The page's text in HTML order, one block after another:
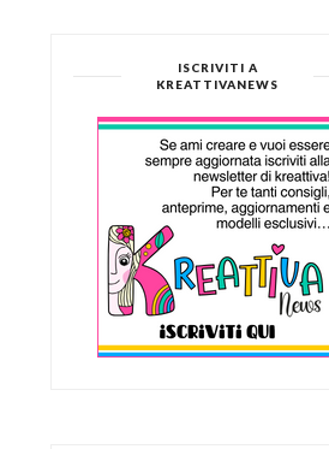
ISCRIVITI A
KREATTIVANEWS